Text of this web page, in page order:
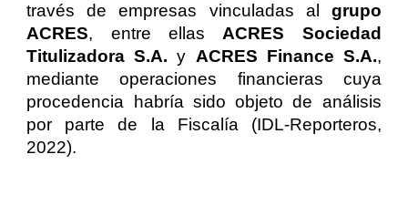
través de empresas vinculadas al grupo
ACRES, entre ellas ACRES Sociedad
Titulizadora S.A. y ACRES Finance S.A.,
mediante operaciones financieras cuya
procedencia habría sido objeto de análisis
por parte de la Fiscalía (IDL-Reporteros,
2022).